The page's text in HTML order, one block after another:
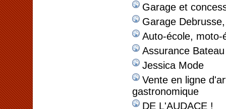
Garage et
Garage
Auto-école, moto-
Assurance
Jessica Mode
Vente en ligne
gastronomique
DE L'AUDACE !